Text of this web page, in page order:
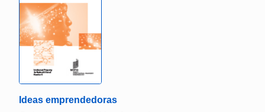
Ideas emprendedoras